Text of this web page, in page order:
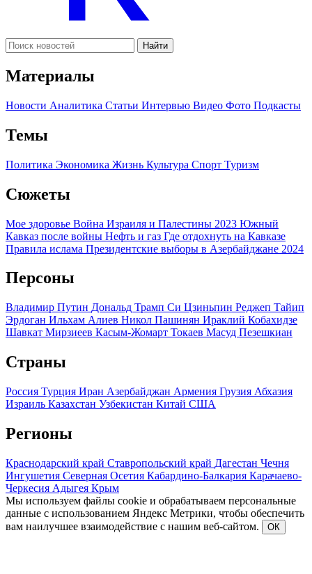
Найти
Материалы
Новости Аналитика Статьи Интервью Видео Фото Подкасты
Темы
Политика Экономика Жизнь Культура Спорт Туризм
Сюжеты
Мое здоровье Война Израиля и Палестины 2023 Южный
Кавказ после войны Нефть и газ Где отдохнуть на Кавказе
Правила ислама Президентские выборы в Азербайджане 2024
Персоны
Владимир Путин Дональд Трамп Си Цзиньпин Реджеп Тайип
Эрдоган Ильхам Алиев Никол Пашинян Ираклий Кобахидзе
Шавкат Мирзиеев Касым-Жомарт Токаев Масуд Пезешкиан
Страны
Россия Турция Иран Азербайджан Армения Грузия Абхазия
Израиль Казахстан Узбекистан Китай США
Регионы
Краснодарский край Ставропольский край Дагестан Чечня
Ингушетия Северная Осетия Кабардино-Балкария Карачаево-
Черкесия Адыгея Крым
Мы используем файлы cookie и обрабатываем персональные
данные с использованием Яндекс Метрики, чтобы обеспечить
вам наилучшее взаимодействие с нашим веб-сайтом.
ОК